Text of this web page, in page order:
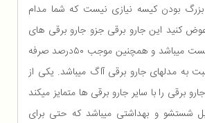
بودن کیسه نیازی نیست که شما مدام
کنید این جارو برقی جزو جارو برقی های
دوست دار محیط زیست میباشد و همچنین موجب ۵۰درصد صرفه
مدلهای جارو برقی آاگ میباشد. یکی از
برقی را با سایر جارو برقی ها متمایز میکند
شستشو و بهداشتی میباشد که حتی برای